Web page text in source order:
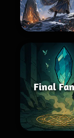
Final